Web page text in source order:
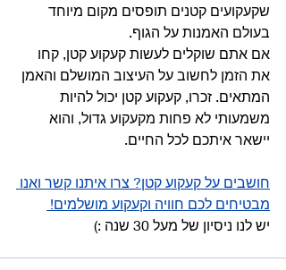
שקעקועים קטנים תופסים מקום מיוחד
בעולם האמנות על הגוף.
אם אתם שוקלים לעשות קעקוע קטן, קחו
את הזמן לחשוב על העיצוב המושלם והאמן
המתאים. זכרו, קעקוע קטן יכול להיות
משמעותי לא פחות מקעקוע גדול, והוא
יישאר איתכם לכל החיים.
חושבים על קעקוע קטן? צרו איתנו קשר ואנו
מבטיחים לכם חוויה וקעקוע מושלמים!
יש לנו ניסיון של מעל 30 שנה :)